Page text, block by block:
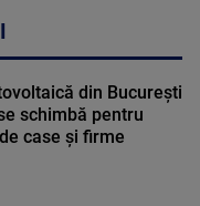
din București
schimbă pentru
case și firme